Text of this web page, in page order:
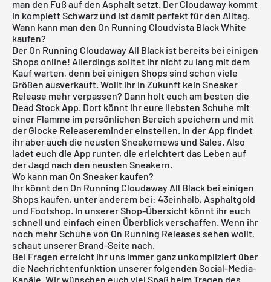
man den Fuß auf den Asphalt setzt. Der Cloudaway kommt
in komplett Schwarz und ist damit perfekt für den Alltag.
Wann kann man den On Running Cloudvista Black White
kaufen?
Der On Running Cloudaway All Black ist bereits bei einigen
Shops online! Allerdings solltet ihr nicht zu lang mit dem
Kauf warten, denn bei einigen Shops sind schon viele
Größen ausverkauft. Wollt ihr in Zukunft kein Sneaker
Release mehr verpassen? Dann holt euch am besten die
Dead Stock App. Dort könnt ihr eure liebsten Schuhe mit
einer Flamme im persönlichen Bereich speichern und mit
der Glocke Releasereminder einstellen. In der App findet
ihr aber auch die neusten Sneakernews und Sales. Also
ladet euch die App runter, die erleichtert das Leben auf
der Jagd nach den neusten Sneakern.
Wo kann man On Sneaker kaufen?
Ihr könnt den On Running Cloudaway All Black bei einigen
Shops kaufen, unter anderem bei: 43einhalb, Asphaltgold
und Footshop. In unserer Shop-Übersicht könnt ihr euch
schnell und einfach einen Überblick verschaffen. Wenn ihr
noch mehr Schuhe von On Running Releases sehen wollt,
schaut unserer Brand-Seite nach.
Bei Fragen erreicht ihr uns immer ganz unkompliziert über
die Nachrichtenfunktion unserer folgenden Social-Media-
Kanäle. Wir wünschen euch viel Spaß beim Tragen des